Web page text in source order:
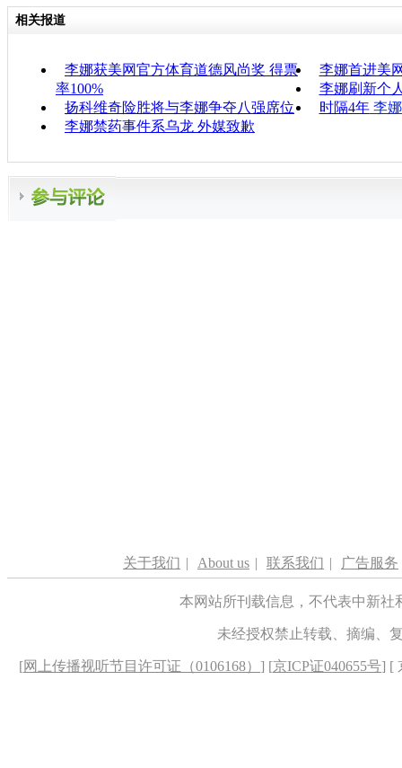
相关报道
李娜获美网官方体育道德风尚奖 得票
率100%
李娜首进美
李娜刷新个
扬科维奇险胜将与李娜争夺八强席位
时隔4年李娜
李娜禁药事件系乌龙 外媒致歉
关于我们 | About us | 联系我们 | 广告服务
本网站所刊载信息，不代表中新
未经授权禁止转载、摘编、
[网上传播视听节目许可证（0106168） ] [京ICP证040655号] [